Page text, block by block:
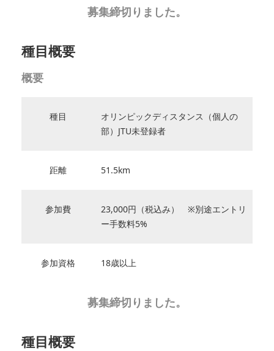
募集締切りました。
種目概要
概要
種目
オリンピックディスタンス（個人の
部）JTU未登録者
距離 51.5km
参加費
23,000円（税込み） ※別途エントリ
ー手数料5%
参加資格 18歳以上
募集締切りました。
種目概要